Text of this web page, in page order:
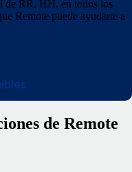
de RR. HH. en todos los
Remote puede ayudarte a
de Remote